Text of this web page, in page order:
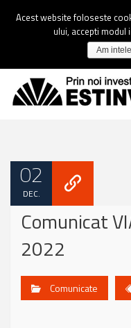
02
DEC.
Comunicat
2022
Comunicate
Acest website foloseste
ului, accepti
Am